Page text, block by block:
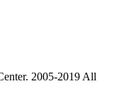
2005-2019 All